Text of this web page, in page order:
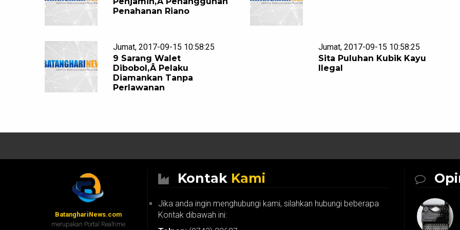
Penahanan Riano
Jumat, 2017-09-15 10:58:25
9 Sarang Walet
Dibobol,Â Pelaku
Diamankan Tanpa
Perlawanan
Jumat, 2017-09-15 10:58:25
Sita Puluhan Kubik Kayu
Ilegal
BatanghariNews.com
merupakan Portal Realtime
Kontak Kami
Jika anda ingin menghubungi kami, silahkan hubungi beberapa
Kontak dibawah ini: